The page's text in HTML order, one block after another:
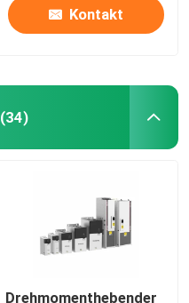
Kontakt
(34)
Drehmomenthebender